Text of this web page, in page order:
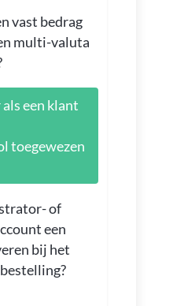
vast bedrag
multi-valuta
een klant
toegewezen
of
een
bij het